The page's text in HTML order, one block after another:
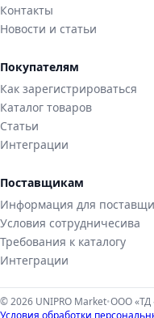
Контакты
Новости и статьи
Покупателям
Как зарегистрироваться
Каталог товаров
Статьи
Интеграции
Поставщикам
Информация для
Условия сотрудничесива
Требования к каталогу
Интеграции
© 2026 UNIPRO Market•ООО
Условия обработки